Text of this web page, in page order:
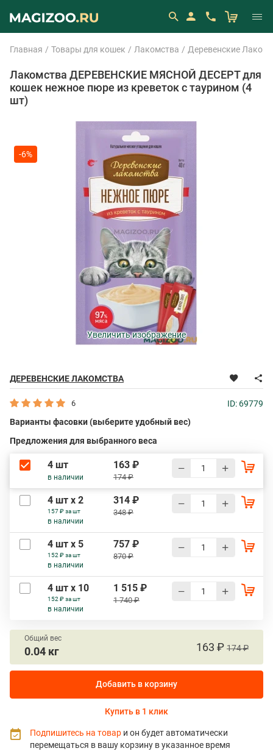
Главная Товары для кошек Лакомства Деревенские
Лакомства ДЕРЕВЕНСКИЕ МЯСНОЙ ДЕСЕРТ для
кошек нежное пюре из креветок с таурином (4
шт)
ДЕРЕВЕНСКИЕ ЛАКОМСТВА
-6%
Увеличить изображение
6
ID: 69779
Варианты фасовки (выберите удобный вес)
Предложения для выбранного веса
4 шт
в наличии
163 ₽
174 ₽
4 шт х 2
157 ₽ за шт
в наличии
314 ₽
348 ₽
4 шт х 5
152 ₽ за шт
в наличии
757 ₽
870 ₽
4 шт х 10
152 ₽ за шт
в наличии
1 515 ₽
1 740 ₽
Общий вес
0.04 кг 163 ₽ 174 ₽
Добавить в корзину
Купить в 1 клик
Подпишитесь на товар и он будет автоматически
перемещаться в вашу корзину в указанное время